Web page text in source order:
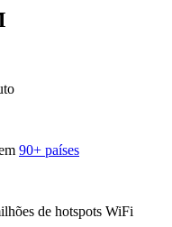
90+ países
de hotspots WiFi